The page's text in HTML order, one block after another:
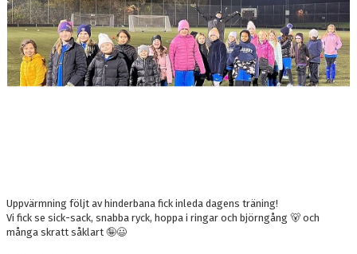
Uppvärmning följt av hinderbana fick inleda dagens träning!
Vi fick se sick-sack, snabba ryck, hoppa i ringar och björngång 🐻 och
många skratt såklart 🤪😃